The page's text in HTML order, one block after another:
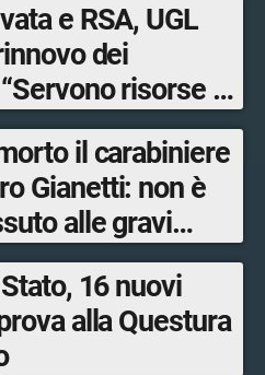
e RSA, UGL
dei
risorse e
il carabiniere
Gianetti: non è
alle gravi
16 nuovi
alla Questura